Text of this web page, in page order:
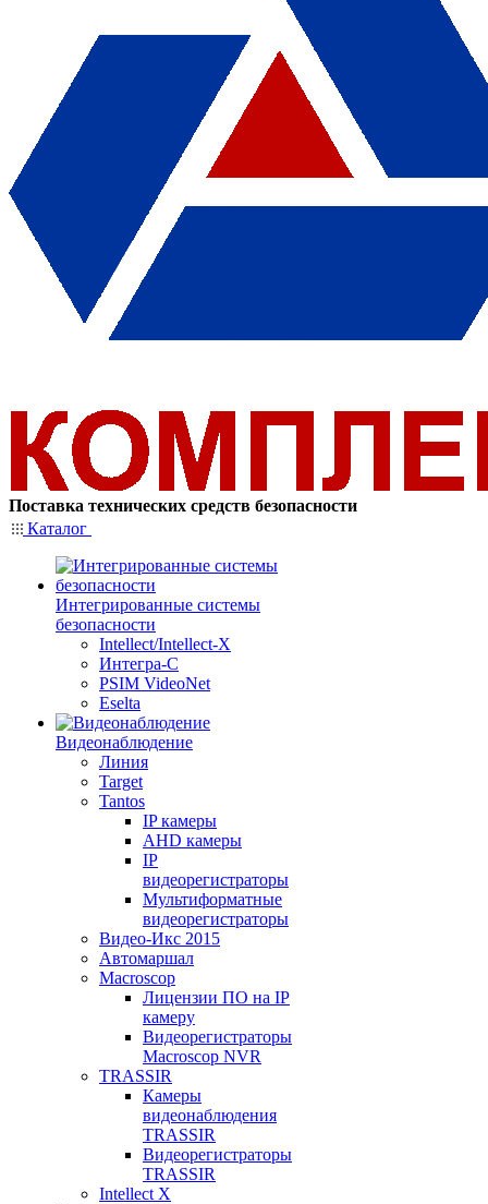
Поставка технических средств безопасности
Каталог
Интегрированные системы
безопасности
Intellect/Intellect-X
Интегра-С
PSIM VideoNet
Eselta
Видеонаблюдение
Линия
Target
Tantos
IP камеры
AHD камеры
IP
видеорегистраторы
Мультиформатные
видеорегистраторы
Видео-Икс 2015
Автомаршал
Macroscop
Лицензии ПО на IP
камеру
Видеорегистраторы
Macroscop NVR
TRASSIR
Камеры
видеонаблюдения
TRASSIR
Видеорегистраторы
TRASSIR
Intellect X